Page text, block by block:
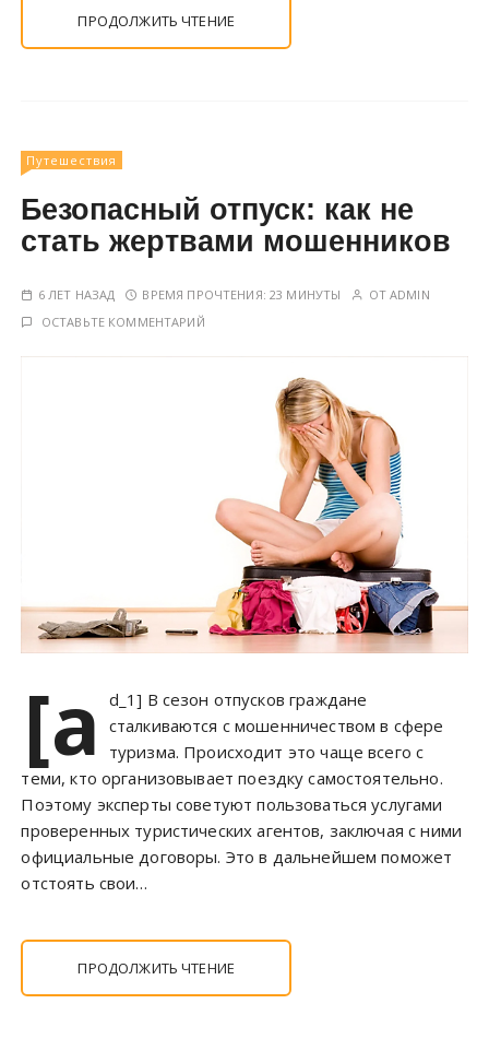
ПРОДОЛЖИТЬ ЧТЕНИЕ
Путешествия
Безопасный отпуск: как не
стать жертвами мошенников
6 ЛЕТ НАЗАД ВРЕМЯ ПРОЧТЕНИЯ:23 МИНУТЫ ОТ ADMIN
ОСТАВЬТЕ КОММЕНТАРИЙ
[a
d_1] В сезон отпусков граждане
сталкиваются с мошенничеством в сфере
туризма. Происходит это чаще всего с
теми, кто организовывает поездку самостоятельно.
Поэтому эксперты советуют пользоваться услугами
проверенных туристических агентов, заключая с ними
официальные договоры. Это в дальнейшем поможет
отстоять свои…
ПРОДОЛЖИТЬ ЧТЕНИЕ